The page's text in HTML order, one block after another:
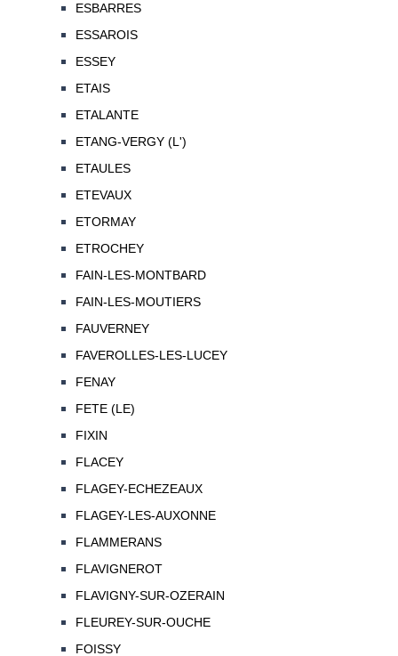
ESBARRES
ESSAROIS
ESSEY
ETAIS
ETALANTE
ETANG-VERGY (L')
ETAULES
ETEVAUX
ETORMAY
ETROCHEY
FAIN-LES-MONTBARD
FAIN-LES-MOUTIERS
FAUVERNEY
FAVEROLLES-LES-LUCEY
FENAY
FETE (LE)
FIXIN
FLACEY
FLAGEY-ECHEZEAUX
FLAGEY-LES-AUXONNE
FLAMMERANS
FLAVIGNEROT
FLAVIGNY-SUR-OZERAIN
FLEUREY-SUR-OUCHE
FOISSY